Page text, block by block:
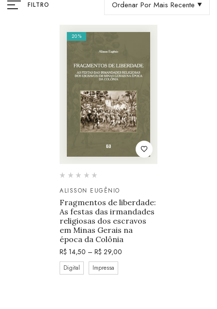
FILTRO Ordenar Por Mais Recente
20%
ALISSON EUGÊNIO
Fragmentos de liberdade:
As festas das irmandades
religiosas dos escravos
em Minas Gerais na
época da Colônia
R$ 14,50 – R$ 29,00
Digital Impressa